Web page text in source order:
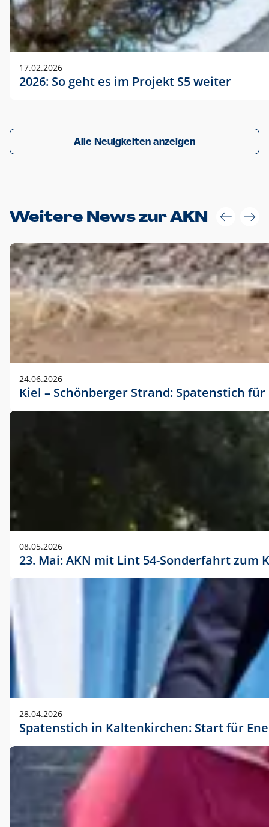
17.02.2026
2026: So geht es im Projekt S5 weiter
Alle Neuigkeiten anzeigen
Weitere News zur AKN
24.06.2026
Kiel – Schönberger Strand: Spatenstich
08.05.2026
23. Mai: AKN mit Lint 54-Sonderfahrt
28.04.2026
Spatenstich in Kaltenkirchen: Start für